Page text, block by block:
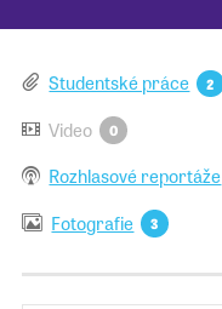
Studentské práce 2
Video 0
Rozhlasové reportáže
Fotografie 3